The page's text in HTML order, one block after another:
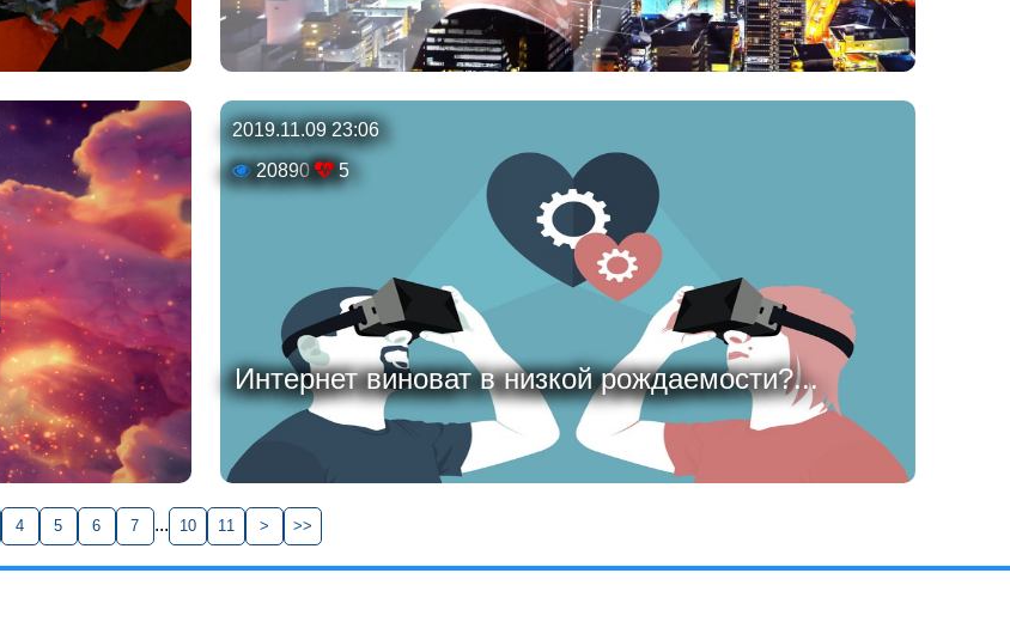
2019.11.09 23:06
20890
5
Интернет виноват в низкой рождаемости?...
4 5 6 7 ... 10 11 > >>